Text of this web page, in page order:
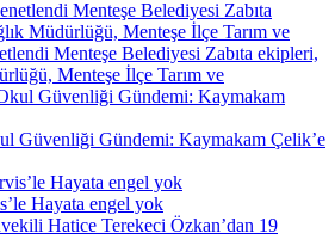
Menteşe Belediyesi Zabıta ekipleri,
Menteşe İlçe Tarım ve
Güvenliği Gündemi: Kaymakam Çelik’e
Hayata engel yok